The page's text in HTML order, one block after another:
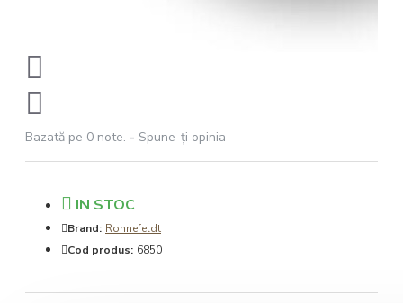
Bazată pe 0 note. - Spune-ţi opinia
IN STOC
Brand: Ronnefeldt
Cod produs: 6850